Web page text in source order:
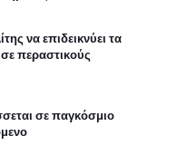
να επιδεικνύει τα
περαστικούς
σε παγκόσμιο